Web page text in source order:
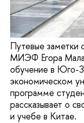
Путевые заметки
МИЭФ Егора
обучение в Юго-
экономическом
программе
рассказывает о
и учебе в Китае.